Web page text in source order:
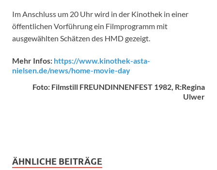
Im Anschluss um 20 Uhr wird in der Kinothek in einer
öffentlichen Vorführung ein Filmprogramm mit
ausgewählten Schätzen des HMD gezeigt.
Mehr Infos: https://www.kinothek-asta-
nielsen.de/news/home-movie-day
Foto: Filmstill FREUNDINNENFEST 1982, R:Regina
Ulwer
ÄHNLICHE BEITRÄGE